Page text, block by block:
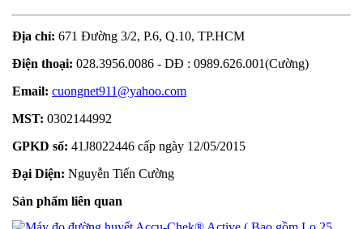
Địa chỉ: 671 Đường 3/2, P.6, Q.10, TP.HCM
Điện thoại: 028.3956.0086 - DĐ : 0989.626.001(Cường)
Email: cuongnet911@yahoo.com
MST: 0302144992
GPKD số: 41J8022446 cấp ngày 12/05/2015
Đại Diện: Nguyễn Tiến Cường
Sản phẩm liên quan